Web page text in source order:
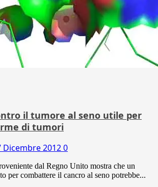
il tumore al seno utile per
di tumori
Dicembre 20120
dal Regno Unito mostra che un
per combattere il cancro al seno potrebbe...